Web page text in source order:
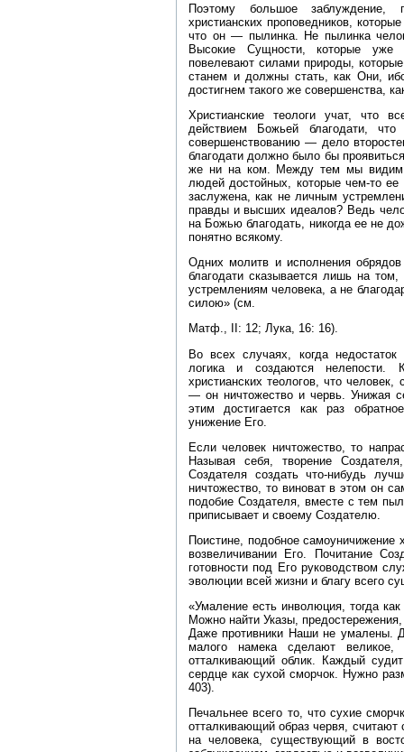
Поэтому большое заблуждение,
христианских проповедников,
что он — пылинка. Не пылинка
Высокие Сущности, которые уже
повелевают силами природы,
станем и должны стать, как Они,
достигнем такого же совершенства,
Христианские теологи учат, что
действием Божьей благодати,
совершенствованию — дело
благодати должно было бы
же ни на ком. Между тем мы видим
людей достойных, которые чем‑то
заслужена, как не личным
правды и высших идеалов? Ведь
на Божью благодать, никогда ее не
понятно всякому.
Одних молитв и исполнения
благодати сказывается лишь на
устремлениям человека, а не
силою» (см.
Матф., II: 12; Лука, 16: 16).
Во всех случаях, когда
логика и создаются нелепости.
христианских теологов, что
— он ничтожество и червь. Унижая
этим достигается как раз
унижение Его.
Если человек ничтожество, то
Называя себя, творение
Создателя создать что‑нибудь
ничтожество, то виноват в этом он
подобие Создателя, вместе с тем
приписывает и своему Создателю.
Поистине, подобное
возвеличивании Его. Почитание
готовности под Его руководством
эволюции всей жизни и благу всего
«Умаление есть инволюция, тогда
Можно найти Указы,
Даже противники Наши не умалены.
малого намека сделают великое,
отталкивающий облик. Каждый
сердце как сухой сморчок. Нужно
403).
Печальнее всего то, что сухие
отталкивающий образ червя, считают
на человека, существующий в